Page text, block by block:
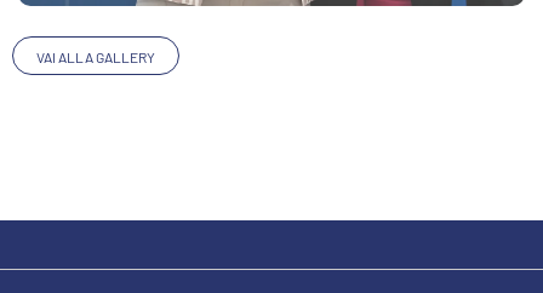
VAI ALLA GALLERY